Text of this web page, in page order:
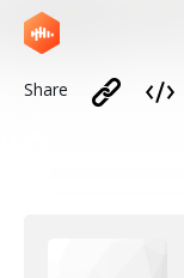
Share